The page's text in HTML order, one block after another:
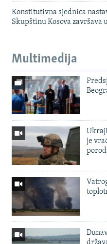
Konstitutivna sjednica
Skupštinu Kosova završava
Multimedija
je